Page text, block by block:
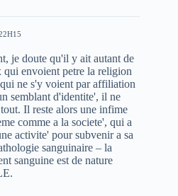
je doute qu'il y ait autant de
envoient petre la religion
ne s'y voient par affiliation
semblant d'identite', il ne
Il reste alors une infime
comme a la societe', qui a
activite' pour subvenir a sa
sanguinaire – la
sanguine est de nature